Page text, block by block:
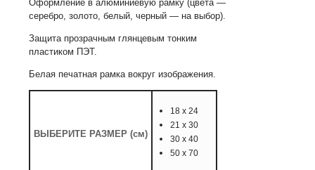
Оформление в алюминиевую рамку (цвета —
серебро, золото, белый, черный — на выбор).
Защита прозрачным глянцевым тонким
пластиком ПЭТ.
Белая печатная рамка вокруг изображения.
ВЫБЕРИТЕ РАЗМЕР (см)
18 х 24
21 х 30
30 х 40
50 х 70